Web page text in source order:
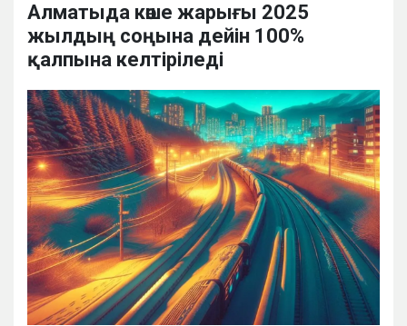
Алматыда көше жарығы 2025
жылдың соңына дейін 100%
қалпына келтіріледі